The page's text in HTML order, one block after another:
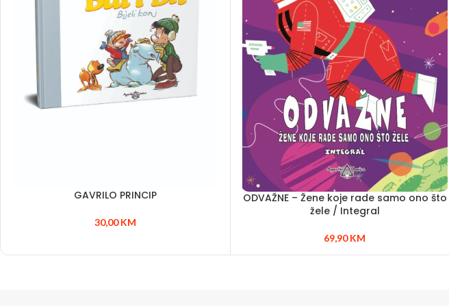
GAVRILO PRINCIP
30,00KM
ODVAŽNE – Žene koje rade samo ono što
žele / Integral
69,90KM